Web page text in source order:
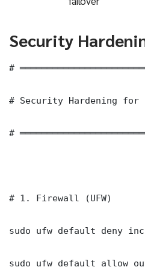
Security
#
# Security Hardening for
#
# 1. Firewall (UFW)
sudo ufw default deny
sudo ufw default allow